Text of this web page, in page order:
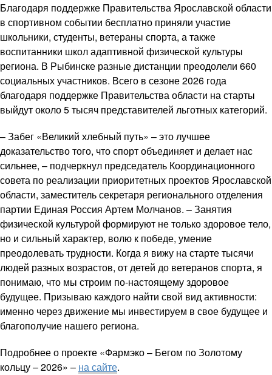
Благодаря поддержке Правительства Ярославской области
в спортивном событии бесплатно приняли участие
школьники, студенты, ветераны спорта, а также
воспитанники школ адаптивной физической культуры
региона. В Рыбинске разные дистанции преодолели 660
социальных участников. Всего в сезоне 2026 года
благодаря поддержке Правительства области на старты
выйдут около 5 тысяч представителей льготных категорий.
– Забег «Великий хлебный путь» – это лучшее
доказательство того, что спорт объединяет и делает нас
сильнее, – подчеркнул председатель Координационного
совета по реализации приоритетных проектов Ярославской
области, заместитель секретаря регионального отделения
партии Единая Россия Артем Молчанов. – Занятия
физической культурой формируют не только здоровое тело,
но и сильный характер, волю к победе, умение
преодолевать трудности. Когда я вижу на старте тысячи
людей разных возрастов, от детей до ветеранов спорта, я
понимаю, что мы строим по-настоящему здоровое
будущее. Призываю каждого найти свой вид активности:
именно через движение мы инвестируем в свое будущее и
благополучие нашего региона.
Подробнее о проекте «Фармэко – Бегом по Золотому
кольцу – 2026» – на сайте.